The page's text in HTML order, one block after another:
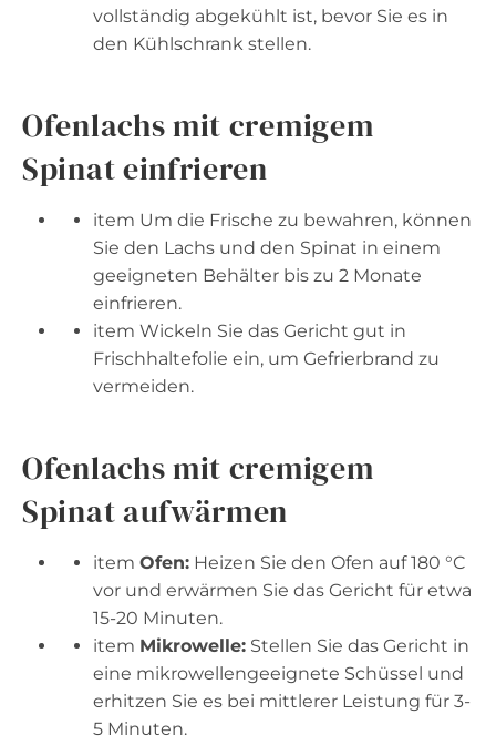
vollständig abgekühlt ist, bevor Sie es in
den Kühlschrank stellen.
Ofenlachs mit cremigem
Spinat einfrieren
item Um die Frische zu bewahren, können
Sie den Lachs und den Spinat in einem
geeigneten Behälter bis zu 2 Monate
einfrieren.
item Wickeln Sie das Gericht gut in
Frischhaltefolie ein, um Gefrierbrand zu
vermeiden.
Ofenlachs mit cremigem
Spinat aufwärmen
item Ofen: Heizen Sie den Ofen auf 180 °C
vor und erwärmen Sie das Gericht für etwa
15-20 Minuten.
item Mikrowelle: Stellen Sie das Gericht in
eine mikrowellengeeignete Schüssel und
erhitzen Sie es bei mittlerer Leistung für 3-
5 Minuten.